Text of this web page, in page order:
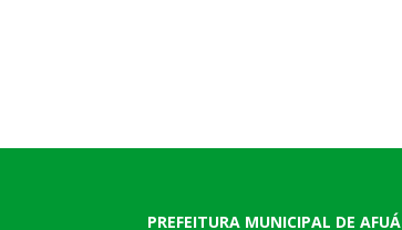
PREFEITURA MUNICIPAL DE AFUÁ